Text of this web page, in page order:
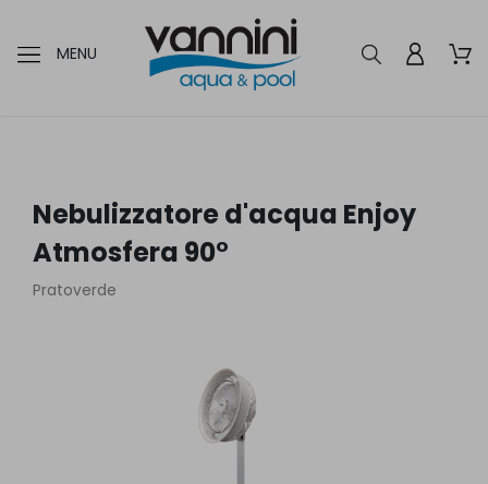
MENU
Nebulizzatore d'acqua Enjoy
Atmosfera 90°
Pratoverde